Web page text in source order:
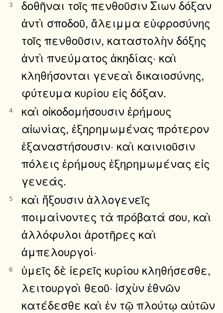
3
δοθῆναι τοῖς πενθοῦσιν Σιων δόξαν
ἀντὶ σποδοῦ, ἄλειμμα εὐφροσύνης
τοῖς πενθοῦσιν, καταστολὴν δόξης
ἀντὶ πνεύματος ἀκηδίας· καὶ
κληθήσονται γενεαὶ δικαιοσύνης,
φύτευμα κυρίου εἰς δόξαν.
4
καὶ οἰκοδομήσουσιν ἐρήμους
αἰωνίας, ἐξηρημωμένας πρότερον
ἐξαναστήσουσιν· καὶ καινιοῦσιν
πόλεις ἐρήμους ἐξηρημωμένας εἰς
γενεάς.
5
καὶ ἥξουσιν ἀλλογενεῖς
ποιμαίνοντες τὰ πρόβατά σου, καὶ
ἀλλόφυλοι ἀροτῆρες καὶ
ἀμπελουργοί·
6
ὑμεῖς δὲ ἱερεῖς κυρίου κληθήσεσθε,
λειτουργοὶ θεοῦ· ἰσχὺν ἐθνῶν
κατέδεσθε καὶ ἐν τῷ πλούτῳ αὐτῶν